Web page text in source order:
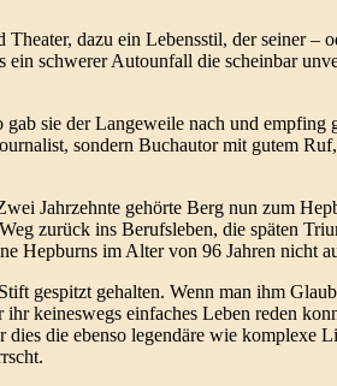
dazu ein Lebensstil, der seiner –
schwerer Autounfall die scheinbar
sie der Langeweile nach und empfing
sondern Buchautor mit gutem
Jahrzehnte gehörte Berg nun zum
zurück ins Berufsleben, die späten
Hepburns im Alter von 96 Jahren nicht
gespitzt gehalten. Wenn man ihm
keineswegs einfaches Leben reden
die ebenso legendäre wie komplexe